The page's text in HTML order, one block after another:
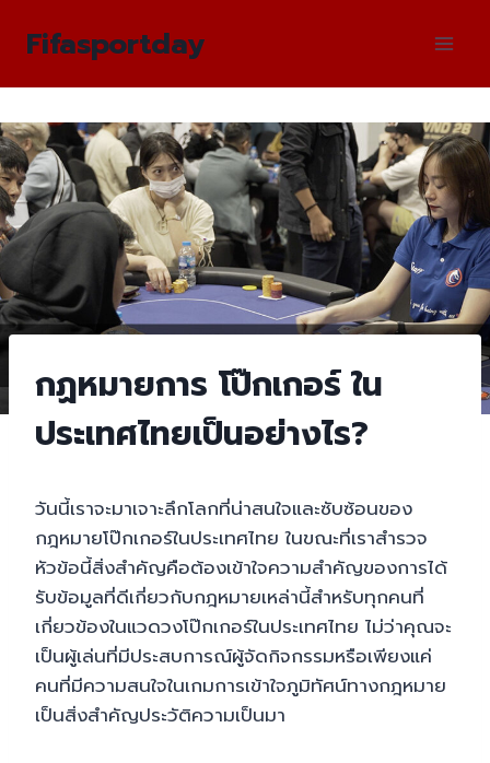
Fifasportday
กฏหมายการ โป๊กเกอร์ ใน
ประเทศไทยเป็นอย่างไร?
วันนี้เราจะมาเจาะลึกโลกที่น่าสนใจและซับซ้อนของ
กฎหมายโป๊กเกอร์ในประเทศไทย ในขณะที่เราสำรวจ
หัวข้อนี้สิ่งสำคัญคือต้องเข้าใจความสำคัญของการได้
รับข้อมูลที่ดีเกี่ยวกับกฎหมายเหล่านี้สำหรับทุกคนที่
เกี่ยวข้องในแวดวงโป๊กเกอร์ในประเทศไทย ไม่ว่าคุณจะ
เป็นผู้เล่นที่มีประสบการณ์ผู้จัดกิจกรรมหรือเพียงแค่
คนที่มีความสนใจในเกมการเข้าใจภูมิทัศน์ทางกฎหมาย
เป็นสิ่งสำคัญประวัติความเป็นมา